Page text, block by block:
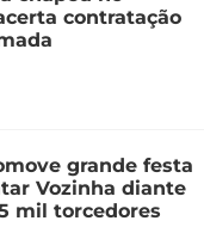
contratação
grande festa
Vozinha diante
mil torcedores